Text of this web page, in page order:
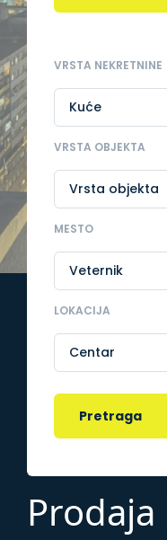
VRSTA NEKRETNINE
VRSTA OBJEKTA
MESTO
LOKACIJA
Centar
Pretraga
Prodaja